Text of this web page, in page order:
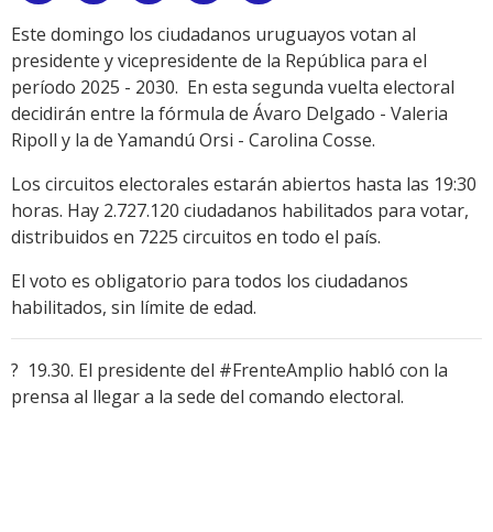
Link
Este domingo los ciudadanos uruguayos votan al
presidente y vicepresidente de la República para el
período 2025 - 2030. En esta segunda vuelta electoral
decidirán entre la fórmula de Ávaro Delgado - Valeria
Ripoll y la de Yamandú Orsi - Carolina Cosse.
Los circuitos electorales estarán abiertos hasta las 19:30
horas. Hay 2.727.120 ciudadanos habilitados para votar,
distribuidos en 7225 circuitos en todo el país.
El voto es obligatorio para todos los ciudadanos
habilitados, sin límite de edad.
? 19.30. El presidente del #FrenteAmplio habló con la
prensa al llegar a la sede del comando electoral.